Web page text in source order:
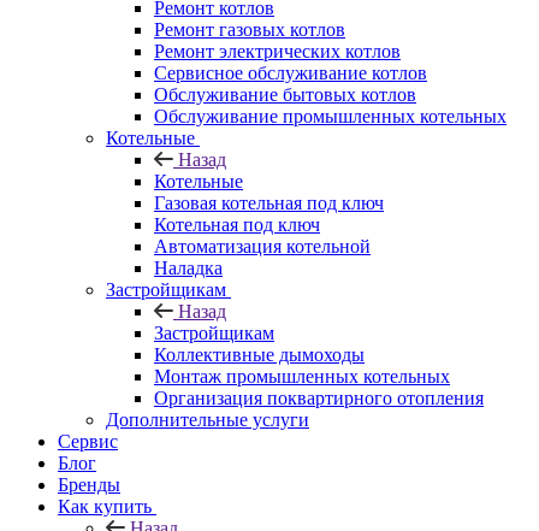
Ремонт котлов
Ремонт газовых котлов
Ремонт электрических котлов
Сервисное обслуживание котлов
Обслуживание бытовых котлов
Обслуживание промышленных котельных
Котельные
Назад
Котельные
Газовая котельная под ключ
Котельная под ключ
Автоматизация котельной
Наладка
Застройщикам
Назад
Застройщикам
Коллективные дымоходы
Монтаж промышленных котельных
Организация поквартирного отопления
Дополнительные услуги
Сервис
Блог
Бренды
Как купить